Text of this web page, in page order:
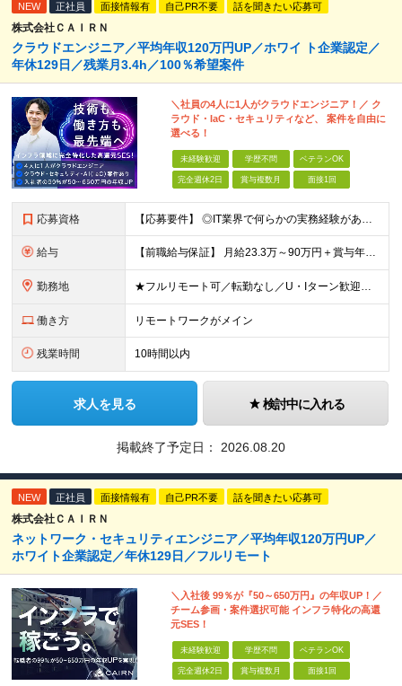
NEW 正社員 面接情報有 自己PR不要 話を聞きたい応募可
株式会社ＣＡＩＲＮ
クラウドエンジニア／平均年収120万円UP／ホワイ ト企業認定／
年休129日／残業月3.4h／100％希望案件
＼社員の4人に1人がクラウドエンジニア！／ ク
ラウド・IaC・セキュリティなど、 案件を自由に
選べる！
未経験歓迎 学歴不問 ベテランOK
完全週休2日 賞与複数月 面接1回
応募資格 【応募要件】 ◎IT業界で何らかの実務経験がある方 └2～3ヶ月の実務経験のある方は歓迎します！ 例）PCキッティングやモバイル通信基地局の業務経験者など インフラエンジニアとして経験のある方は、
給与 【前職給与保証】 月給23.3万～90万円＋賞与年2回＋インセンティブ ★年収1000万円以上の実績あり！ ※上記月給には月20～30時間分（2万9,300円～21万7,900円）の固定残業代を含み
勤務地 ★フルリモート可／転勤なし／U・Iターン歓迎★ ◎勤務地は相談の上、ご自宅近くに調整します！ 【勤務地】 本社、または東京／埼玉／千葉／神奈川／愛知／仙台のクライアント先 ◎完全在宅（フルリモート）
働き方 リモートワークがメイン
残業時間 10時間以内
求人を見る 検討中に入れる
掲載終了予定日： 2026.08.20
NEW 正社員 面接情報有 自己PR不要 話を聞きたい応募可
株式会社ＣＡＩＲＮ
ネットワーク・セキュリティエンジニア／平均年収120万円UP／
ホワイト企業認定／年休129日／フルリモート
＼入社後 99％が『50～650万円』の年収UP！／
チーム参画・案件選択可能 インフラ特化の高還
元SES！
未経験歓迎 学歴不問 ベテランOK
完全週休2日 賞与複数月 面接1回